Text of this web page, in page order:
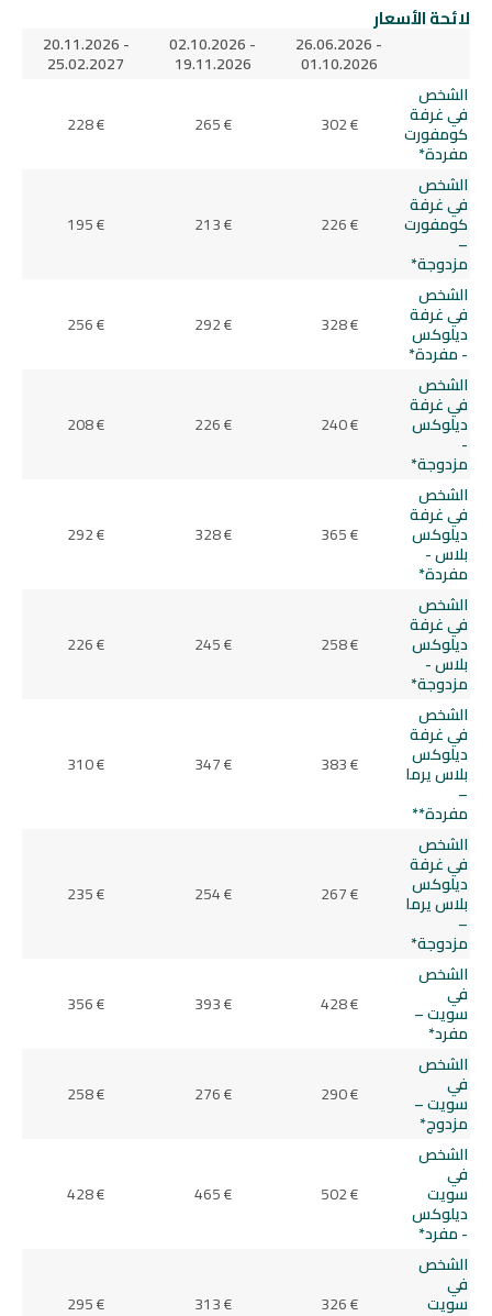
لائحة الأسعار
26.06.2026 -
01.10.2026
02.10.2026 -
19.11.2026
20.11.2026 -
25.02.2027
الشخص
في غرفة
كومفورت
مفردة*
302 €
265 €
228 €
الشخص
في غرفة
كومفورت
–
مزدوجة*
226 €
213 €
195 €
الشخص
في غرفة
ديلوكس
- مفردة*
328 €
292 €
256 €
الشخص
في غرفة
ديلوكس
-
مزدوجة*
240 €
226 €
208 €
الشخص
في غرفة
ديلوكس
بلاس -
مفردة*
365 €
328 €
292 €
الشخص
في غرفة
ديلوكس
بلاس -
مزدوجة*
258 €
245 €
226 €
الشخص
في غرفة
ديلوكس
بلاس يرما
–
مفردة**
383 €
347 €
310 €
الشخص
في غرفة
ديلوكس
بلاس يرما
–
مزدوجة*
267 €
254 €
235 €
الشخص
في
سويت –
مفرد*
428 €
393 €
356 €
الشخص
في
سويت –
مزدوج*
290 €
276 €
258 €
الشخص
في
سويت
ديلوكس
- مفرد*
502 €
465 €
428 €
الشخص
في
سويت 326 €
313 €
295 €